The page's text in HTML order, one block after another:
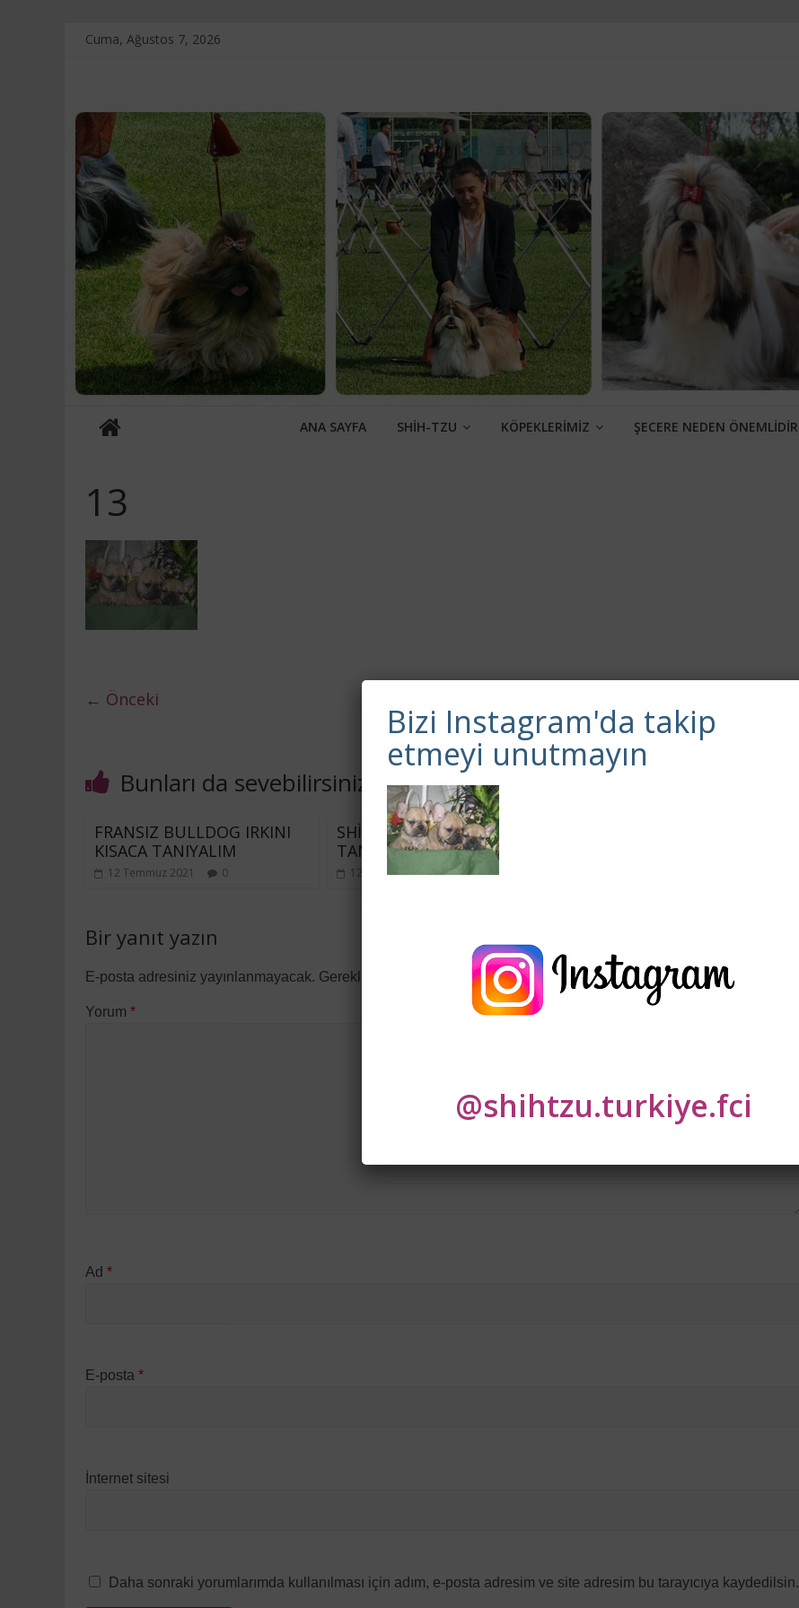
SkipCuma, Ağustos 7, 2026
Touche
D'amour
Kennel
ANA SAYFA SHİH-TZU KÖPEKLERİMİZ ŞECERE NEDEN ÖNEMLİDİR
13
← Önceki
Bunları da sevebilirsiniz
FRANSIZ BULLDOG IRKINI
KISACA TANIYALIM
12 Temmuz 2021 0
SHİH-TZU IRKINI KISACA
TANIYALIM
12 Temmuz 2021 0
Bir yanıt yazın
E-posta adresiniz yayınlanmayacak. Gerekli alanlar ile işaretlenmişlerdir
Yorum *
Ad *
E-posta *
İnternet sitesi
Daha sonraki yorumlarımda kullanılması için adım, e-posta adresim ve site adresim bu tarayıcıya kaydedilsin.
Bizi Instagram'da takip
etmeyi unutmayın
@shihtzu.turkiye.fci